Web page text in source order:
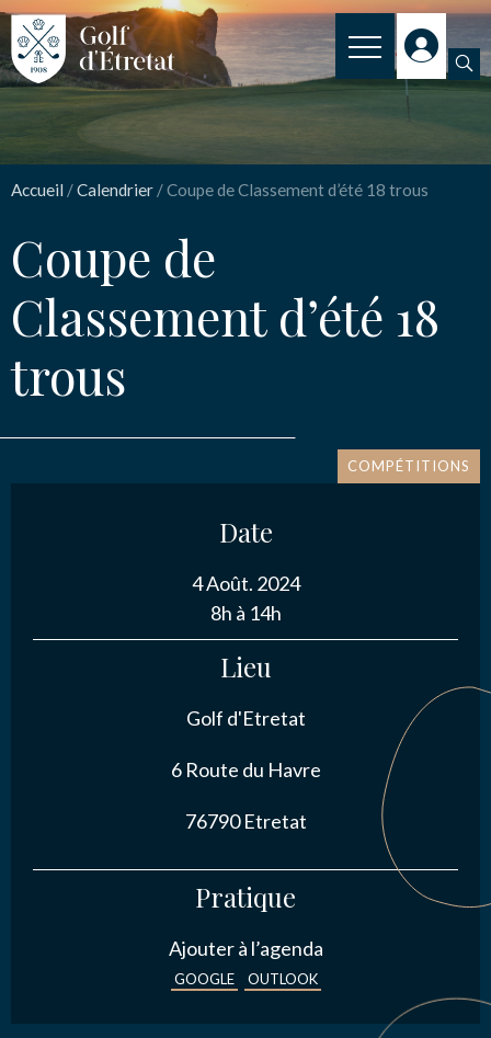
Accueil /Calendrier /Coupe de Classement d’été 18 trous
Coupe de
Classement d’été 18
trous
COMPÉTITIONS
Date
4 Août. 2024
8h à 14h
Lieu
Golf d'Etretat
6 Route du Havre
76790 Etretat
Pratique
Ajouter à l’agenda
GOOGLE OUTLOOK
CLUB
CLUB HOUSE
PARCOURS
NOS TARIFS
SPORT
ENSEIGNEMENT
ACTUALITÉS
NOUS CONTACTER
INSCRIPTION
Coupe de Classement
d’été 18 trous
Nom *
Email*
J’autorise l'association ASS SPORTIVE GOLF
ETRETAT à enregistrer mes données.
ENVOYER MA DEMANDE